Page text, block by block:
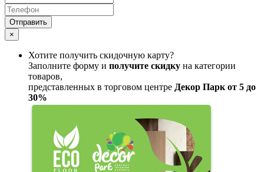
Отправить
×
Хотите получить скидочную карту?
Заполните форму и получите скидку на категории
товаров,
представленных в торговом центре Декор Парк от 5 до
30%